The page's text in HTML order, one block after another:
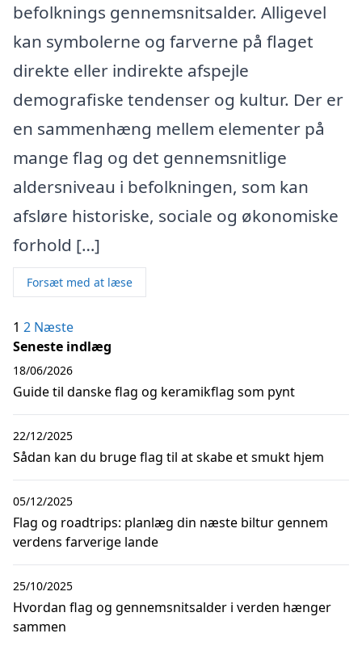
befolknings gennemsnitsalder. Alligevel
kan symbolerne og farverne på flaget
direkte eller indirekte afspejle
demografiske tendenser og kultur. Der er
en sammenhæng mellem elementer på
mange flag og det gennemsnitlige
aldersniveau i befolkningen, som kan
afsløre historiske, sociale og økonomiske
forhold […]
Forsæt med at læse
Indlægsinddeling
1 2 Næste
Seneste indlæg
Guide til danske flag og keramikflag som pynt
18/06/2026
Sådan kan du bruge flag til at skabe et smukt hjem
22/12/2025
Flag og roadtrips: planlæg din næste biltur gennem
verdens farverige lande
05/12/2025
Hvordan flag og gennemsnitsalder i verden hænger
sammen
25/10/2025